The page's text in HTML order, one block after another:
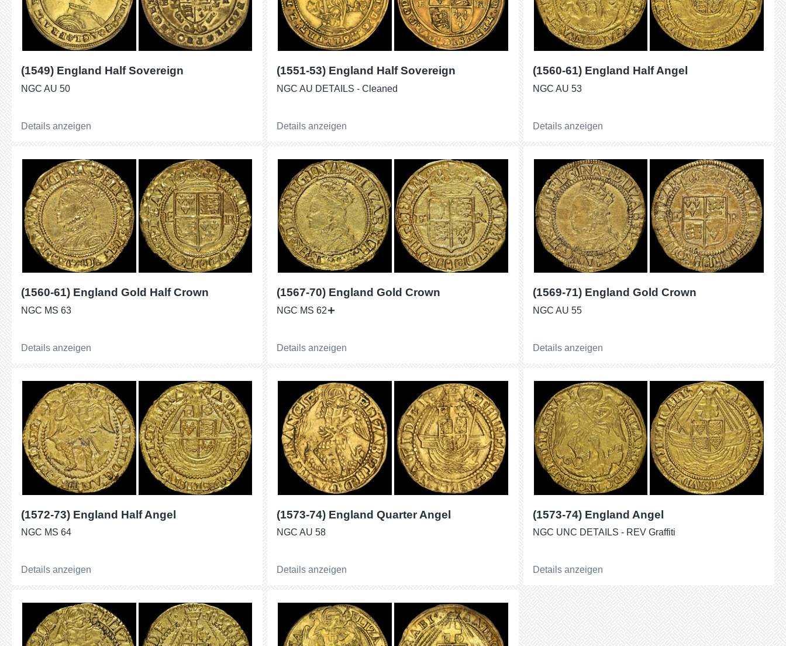
(1549) England Half Sovereign
NGC AU 50
Details anzeigen
(1551-53) England Half Sovereign
NGC AU DETAILS - Cleaned
Details anzeigen
(1560-61) England Half Angel
NGC AU 53
Details anzeigen
(1560-61) England Gold Half Crown
NGC MS 63
Details anzeigen
(1567-70) England Gold Crown
NGC MS 62
Details anzeigen
(1569-71) England Gold Crown
NGC AU 55
Details anzeigen
(1572-73) England Half Angel
NGC MS 64
Details anzeigen
(1573-74) England Quarter Angel
NGC AU 58
Details anzeigen
(1573-74) England Angel
NGC UNC DETAILS - REV Graffiti
Details anzeigen